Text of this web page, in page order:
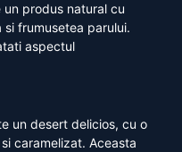
produs natural cu
frumusetea parului.
aspectul
un desert delicios, cu o
caramelizat. Aceasta